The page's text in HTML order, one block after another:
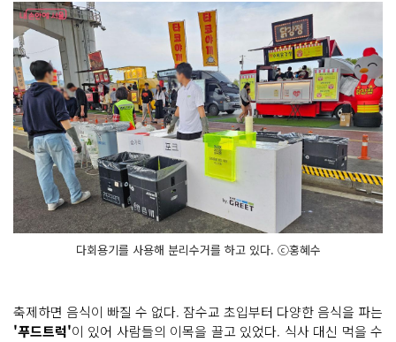
다회용기를 사용해 분리수거를 하고 있다. ⓒ홍혜수
축제하면 음식이 빠질 수 없다. 잠수교 초입부터 다양한 음식을 파는
'푸드트럭'이 있어 사람들의 이목을 끌고 있었다. 식사 대신 먹을 수